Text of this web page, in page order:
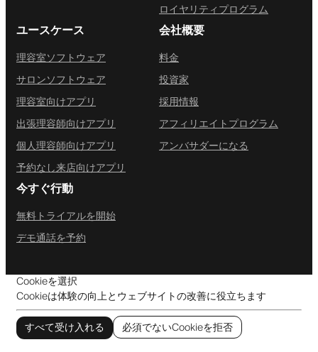
ロイヤリティプログラム
ユースケース
理容室ソフトウェア
サロンソフトウェア
理容室向けアプリ
出張理容師向けアプリ
個人理容師向けアプリ
予約なし来店向けアプリ
会社概要
料金
投資家
採用情報
アフィリエイトプログラム
アンバサダーになる
今すぐ行動
無料トライアルを開始
デモ通話を予約
Cookieを選択
Cookieは体験の向上とウェブサイトの改善に役立ちます
すべて受け入れる
必須でないCookieを拒否